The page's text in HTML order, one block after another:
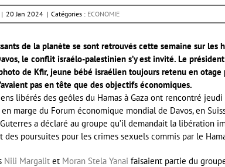
| 20 Jan 2024 | Catégories : ECONOMIE
de la planète se sont retrouvés cette semaine sur les
le conflit israélo-palestinien s’y est invité. Le
de Kfir, jeune bébé israélien toujours retenu en
pas en tête que des objectifs économiques.
libérés des geôles du Hamas à Gaza ont rencontré
marge du Forum économique mondial de Davos, en
Guterres a déclaré au groupe qu’il demandait la libération
des poursuites pour les crimes sexuels commis par le
Nili Margalit et Moran Stela Yanai faisaient partie du